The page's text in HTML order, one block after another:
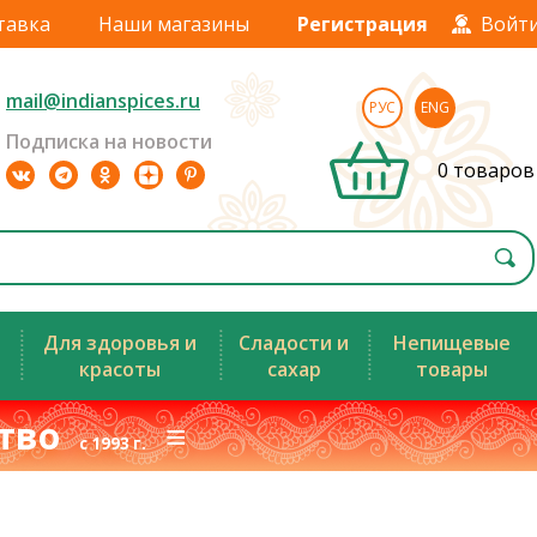
Наши магазины Регистрация
mail@indianspices.ru
Подписка на новости
РУС ENG
0 товаров
Для здоровья и
красоты
Сладости и
сахар
Непищевые
товары
с 1993 г.≡